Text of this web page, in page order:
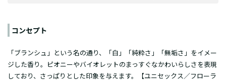
コンセプト
「ブランシュ」という名の通り、「白」「純粋さ」「無垢さ」をイメー
ジした香り。ピオニーやバイオレットのまっすぐなかわいらしさを表現
しており、さっぱりとした印象を与えます。【ユニセックス／フローラ